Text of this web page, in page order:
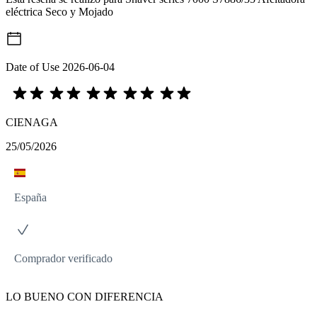
eléctrica Seco y Mojado
Date of Use 2026-06-04
CIENAGA
25/05/2026
España
Comprador verificado
LO BUENO CON DIFERENCIA